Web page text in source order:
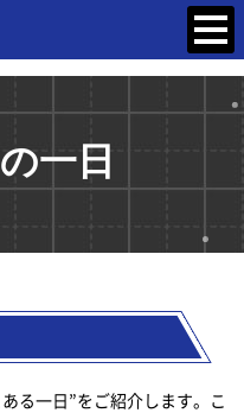
一日
る一日”をご紹介します。こ